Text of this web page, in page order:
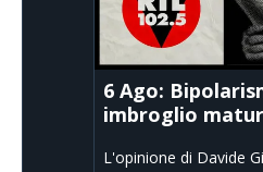
6 Ago:
imbroglio
L'opinione di Davide